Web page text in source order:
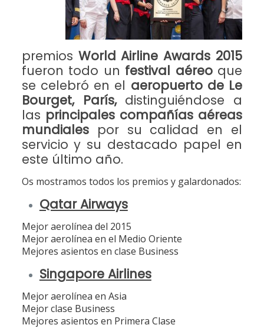
premios World Airline Awards 2015
fueron todo un festival aéreoque
se celebró en el aeropuerto de Le
Bourget, París,distinguiéndose a
las principales compañías aéreas
mundialespor su calidad en el
servicio y su destacado papel en
este último año.
Os mostramos todos los premios y galardonados:
Qatar Airways
Mejor aerolínea del 2015
Mejor aerolínea en el Medio Oriente
Mejores asientos en clase Business
Singapore Airlines
Mejor aerolínea en Asia
Mejor clase Business
Mejores asientos en Primera Clase